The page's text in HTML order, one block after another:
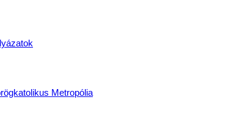
Metropólia